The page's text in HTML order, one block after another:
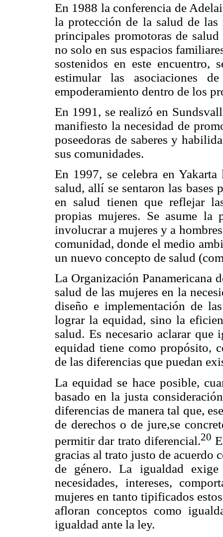
En 1988 la conferencia de
la protección de la salud de las
principales promotoras de
no solo en sus espacios
sostenidos en este encuentro,
estimular las asociaciones
empoderamiento dentro de los
En 1991, se realizó en
manifiesto la necesidad de
poseedoras de saberes y
sus comunidades.
En 1997, se celebra en
salud, allí se sentaron las bases
en salud tienen que reflejar
propias mujeres. Se asume la
involucrar a mujeres y a
comunidad, donde el medio
un nuevo concepto de salud
La Organización Panamericana
salud de las mujeres en la
diseño e implementación de
lograr la equidad, sino la
salud. Es necesario aclarar
equidad tiene como propósito,
de las diferencias que puedan
La equidad se hace posible,
basado en la justa
diferencias de manera tal que,
de derechos o de jure,se
permitir dar trato diferencial.20
gracias al trato justo de acuerdo
de género. La igualdad
necesidades, intereses,
mujeres en tanto tipificados
afloran conceptos como
igualdad ante la ley.